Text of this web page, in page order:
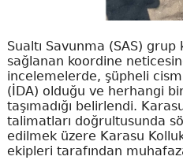
Sualtı Savunma (SAS) grup
sağlanan koordine
incelemelerde, şüpheli
(İDA) olduğu ve herhangi
taşımadığı belirlendi.
talimatları doğrultusunda
edilmek üzere Karasu
ekipleri tarafından